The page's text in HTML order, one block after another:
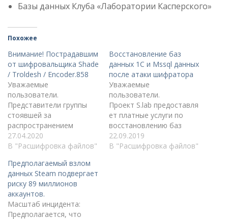
Базы данных Клуба «Лаборатории Касперского»
Похожее
Внимание! Пострадавшим
от шифровальщика Shade
/ Troldesh / Encoder.858
Уважаемые
пользователи.
Представители группы
стоявшей за
распространением
трояна-шифровальщика
Shade/Troldesh/Encoder.85
имеющиеся ключи,
необходимые для
расшифровки (более 750
тыс), в открытый доступ.
А так же программное
27.04.2020
В "Расшифровка файлов"
Восстановление баз
данных 1С и Mssql данных
после атаки шифратора
Уважаемые
пользователи.
Проект S.lab предоставля
ет платные услуги по
восстановлению баз
данных 1c (1c7, 1c8 и
MSSQL) после атаки
22.09.2019
В "Расшифровка файлов"
Предполагаемый взлом
данных Steam подвергает
риску 89 миллионов
аккаунтов.
Масштаб инцидента:
Предполагается, что